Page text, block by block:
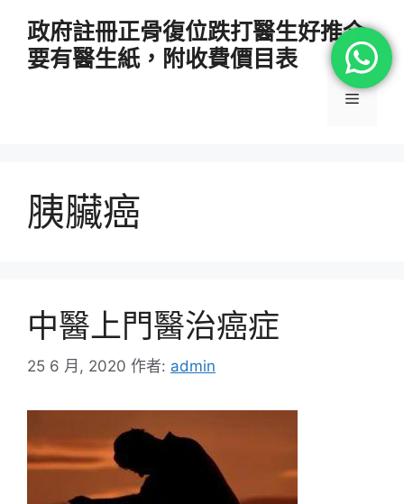
政府註冊正骨復位跌打醫生好推介
要有醫生紙，附收費價目表
選
胰臟癌
中醫上門醫治癌症
25 6 月, 2020 作者: admin